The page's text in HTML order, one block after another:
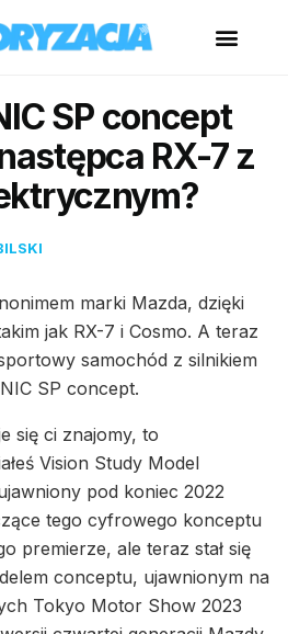
SP concept
RX-7 z
marki Mazda, dzięki
jak RX-7 i Cosmo. A teraz
samochód z silnikiem
SP concept.
się ci znajomy, to
Vision Study Model
pod koniec 2022
tego cyfrowego konceptu
premierze, ale teraz stał się
conceptu, ujawnionym na
Tokyo Motor Show 2023